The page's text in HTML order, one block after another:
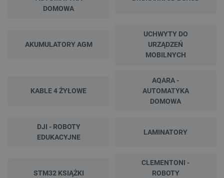
DOMOWA
AKUMULATORY AGM
UCHWYTY DO
URZĄDZEŃ
MOBILNYCH
KABLE 4 ŻYŁOWE
AQARA -
AUTOMATYKA
DOMOWA
DJI - ROBOTY
EDUKACYJNE
LAMINATORY
STM32 KSIĄŻKI
CLEMENTONI -
ROBOTY